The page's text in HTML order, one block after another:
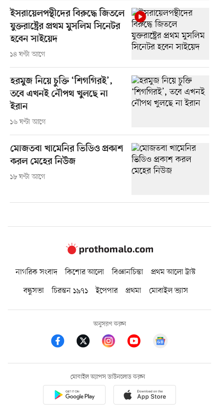
ইসরায়েলপন্থীদের বিরুদ্ধে জিতলে
যুক্তরাষ্ট্রের প্রথম মুসলিম সিনেটর
হবেন সাইয়েদ
১৪ ঘণ্টা আগে
হরমুজ নিয়ে চুক্তি ‘শিগগিরই’,
তবে এখনই নৌপথ খুলছে না
ইরান
১৬ ঘণ্টা আগে
মোজতবা খামেনির ভিডিও প্রকাশ
করল মেহের নিউজ
১৮ ঘণ্টা আগে
নাগরিক সংবাদ কিশোর আলো বিজ্ঞানচিন্তা
প্রথম আলো ট্রাস্ট
বন্ধুসভা
চিরন্তন ১৯৭১ ইপেপার প্রথমা মোবাইল ভ্যাস
অনুসরণ করুন
মোবাইল অ্যাপস ডাউনলোড করুন